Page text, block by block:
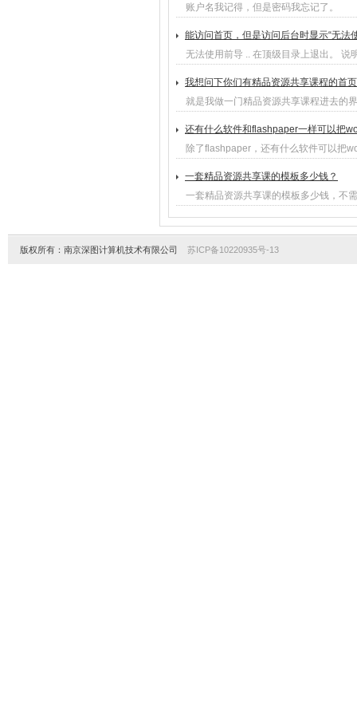
账户名我记得，但是密码我忘记了。
能访问首页，但是访问后台时显示“无法
无法使用前导 .. 在顶级目录上退出。 说
我想问下你们有精品资源共享课程的首
就是我做一门精品资源共享课程进去的
还有什么软件和flashpaper一样可以把
除了flashpaper，还有什么软件可以把
一套精品资源共享课的模板多少钱？
一套精品资源共享课的模板多少钱，不
版权所有：南京深图计算机技术有限公司 苏ICP备10220935号-13